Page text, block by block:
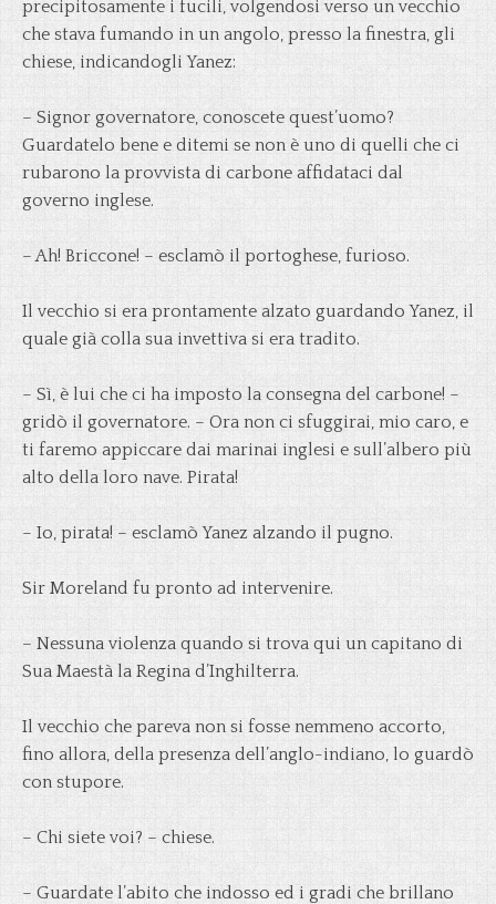
precipitosamente i fucili, volgendosi verso un vecchio
che stava fumando in un angolo, presso la finestra, gli
chiese, indicandogli Yanez:
– Signor governatore, conoscete quest’uomo?
Guardatelo bene e ditemi se non è uno di quelli che ci
rubarono la provvista di carbone affidataci dal
governo inglese.
– Ah! Briccone! – esclamò il portoghese, furioso.
Il vecchio si era prontamente alzato guardando Yanez, il
quale già colla sua invettiva si era tradito.
– Sì, è lui che ci ha imposto la consegna del carbone! –
gridò il governatore. – Ora non ci sfuggirai, mio caro, e
ti faremo appiccare dai marinai inglesi e sull’albero più
alto della loro nave. Pirata!
– Io, pirata! – esclamò Yanez alzando il pugno.
Sir Moreland fu pronto ad intervenire.
– Nessuna violenza quando si trova qui un capitano di
Sua Maestà la Regina d’Inghilterra.
Il vecchio che pareva non si fosse nemmeno accorto,
fino allora, della presenza dell’anglo-indiano, lo guardò
con stupore.
– Chi siete voi? – chiese.
– Guardate l’abito che indosso ed i gradi che brillano